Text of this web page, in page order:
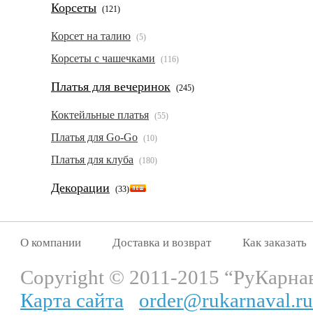
Корсеты (121)
Корсет на талию (5)
Корсеты с чашечками (116)
Платья для вечеринок (245)
Коктейльные платья (55)
Платья для Go-Go (10)
Платья для клуба (180)
Декорации (33)
О компании Доставка и возврат Как заказать
Copyright © 2011-2015
Карта сайта
order@rukarnaval.ru